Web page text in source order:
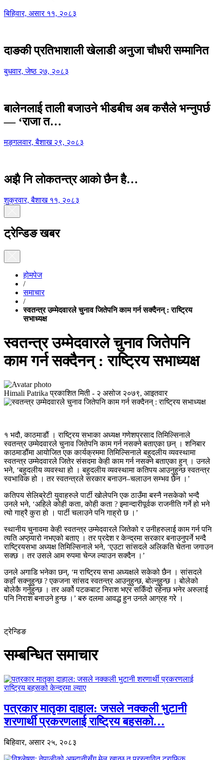
बिहिवार, असार ११, २०८३
दाङकी प्रतिभाशाली खेलाडी अनुजा चौधरी सम्मानित
बुधवार, जेष्ठ २७, २०८३
बालेनलाई ताली बजाउने भीडबीच अब कसैले भन्नुपर्छ
— ‘राजा त…
मङ्गलवार, बैशाख २९, २०८३
अझै नि लोकतन्त्र आको छैन है…
शुक्रवार, बैशाख ११, २०८३
ट्रेन्डिङ खबर
होमपेज
/
समाचार
/
स्वतन्त्र उम्मेदवारले चुनाव जितेपनि काम गर्न सक्दैनन् : राष्ट्रिय
सभाध्यक्ष
स्वतन्त्र उम्मेदवारले चुनाव जितेपनि
काम गर्न सक्दैनन् : राष्ट्रिय सभाध्यक्ष
Himali Patrika प्रकाशित मिती - २ असोज २०७९, आइतवार
१ भदौ, काठमाडौं । राष्ट्रिय सभाका अध्यक्ष गणेशप्रसाद तिमिल्सिनाले
स्वतन्त्र उम्मेदवारले चुनाव जितेपनि काम गर्न नसक्ने बताएका छन् । शनिबार
काठमाडौंमा आयोजित एक कार्यक्रममा तिमिल्सिनाले बहुदलीय व्यवस्थामा
स्वतन्त्र उम्मेदवारले जितेर संसदमा केही काम गर्न नसक्ने बताएका हुन् । उनले
भने, ‘बहुदलीय व्यवस्था हो । बहुदलीय व्यवस्थामा कतिपय आउनुहुन्छ स्वतन्त्र
स्वभाविक हो । तर स्वतन्त्रले सरकार बनाउन–चलाउन सम्भव छैन ।’
कतिपय सेलिब्रेटी युवाहरुले पार्टी खोलेपनि एक ठाउँमा बस्नै नसकेको भन्दै
उनले भने, ‘अहिले कोही कता, कोही कता ? इमान्दारीपूर्वक राजनीति गर्ने हो भने
त्यो गाह्रै कुरा हो । पार्टी चलाउने पनि गाह्रो छ ।’
स्थानीय चुनावमा केही स्वतन्त्र उम्मेदवारले जितेको र उनीहरुलाई काम गर्न पनि
त्यति अप्ठ्यारो नभएको बताए । तर प्रदेश र केन्द्रमा सरकार बनाउनुपर्ने भन्दै
राष्ट्रियसभा अध्यक्ष तिमिल्सिनाले भने, ‘एउटा सांसदले अलिकति चेतना जगाउन
सक्छ । तर उसले आम रुपमा चेन्ज ल्याउन सक्दैन ।’
उनले अगाडि भनेका छन्, ‘म राष्ट्रिय सभा अध्यक्षले सकेको छैन । सांसदले
कहाँ सक्नुहुन्छ ? एकजना सांसद स्वतन्त्र आउनुहुन्छ, बोल्नुहुन्छ । बोलेको
बोलेकै गर्नुहुन्छ । तर अर्को पटकबाट निराश भएर सकिँदो रहेनछ भनेर अरुलाई
पनि निराश बनाउने हुन्छ ।’ बरु दलमा आवद्ध हुन उनले आग्रह गरे ।
ट्रेन्डिङ
सम्बन्धित समाचार
पत्रकार मातृका दाहाल: जसले नक्कली भुटानी
शरणार्थी प्रकरणलाई राष्ट्रिय बहसको…
बिहिवार, असार २५, २०८३